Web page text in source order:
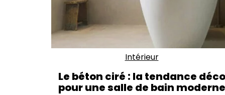
Intérieur
Le béton ciré : la tendance déco
pour une salle de bain moderne